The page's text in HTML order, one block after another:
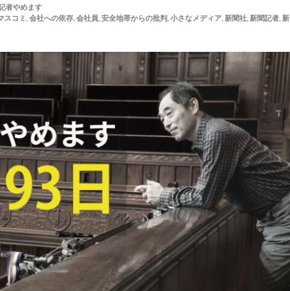
者やめます
スコミ , 会社への依存, 会社員, 安全地帯からの批判, 小さなメディア, 新聞社, 新聞記者, 新